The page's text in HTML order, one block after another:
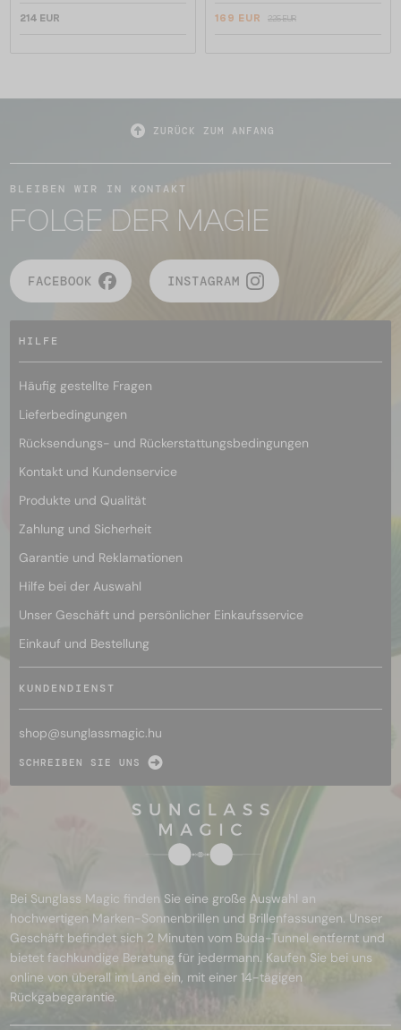
214 EUR 169 EUR 225 EUR
ZURÜCK ZUM ANFANG
BLEIBEN WIR IN KONTAKT
FOLGE DER MAGIE
FACEBOOK INSTAGRAM
HILFE
Häufig gestellte Fragen
Lieferbedingungen
Rücksendungs- und Rückerstattungsbedingungen
Kontakt und Kundenservice
Produkte und Qualität
Zahlung und Sicherheit
Garantie und Reklamationen
Hilfe bei der Auswahl
Unser Geschäft und persönlicher Einkaufsservice
Einkauf und Bestellung
KUNDENDIENST
shop@sunglassmagic.hu
SCHREIBEN SIE UNS
Bei Sunglass Magic finden Sie eine große Auswahl an
hochwertigen Marken-Sonnenbrillen und Brillenfassungen. Unser
Geschäft befindet sich 2 Minuten vom Buda-Tunnel entfernt und
bietet fachkundige Beratung für jedermann. Kaufen Sie bei uns
online von überall im Land ein, mit einer 14-tägigen
Rückgabegarantie.